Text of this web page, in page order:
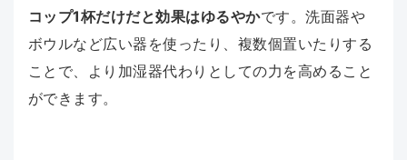
コップ1杯だけだと効果はゆるやかです。洗面器や
ボウルなど広い器を使ったり、複数個置いたりする
ことで、より加湿器代わりとしての力を高めること
ができます。